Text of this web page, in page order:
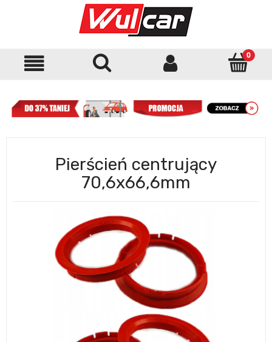
Pierścień centrujący
70,6x66,6mm